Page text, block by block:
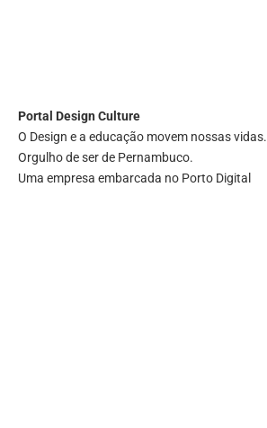
Portal Design Culture
O Design e a educação movem nossas vidas.
Orgulho de ser de Pernambuco.
Uma empresa embarcada no Porto Digital